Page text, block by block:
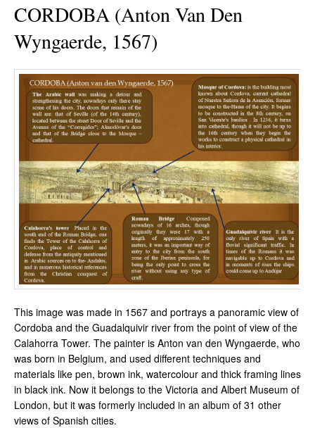
CORDOBA (Anton Van Den
Wyngaerde, 1567)
This image was made in 1567 and portrays a panoramic view of
Cordoba and the Guadalquivir river from the point of view of the
Calahorra Tower. The painter is Anton van den Wyngaerde, who
was born in Belgium, and used different techniques and
materials like pen, brown ink, watercolour and thick framing lines
in black ink. Now it belongs to the Victoria and Albert Museum of
London, but it was formerly included in an album of 31 other
views of Spanish cities.